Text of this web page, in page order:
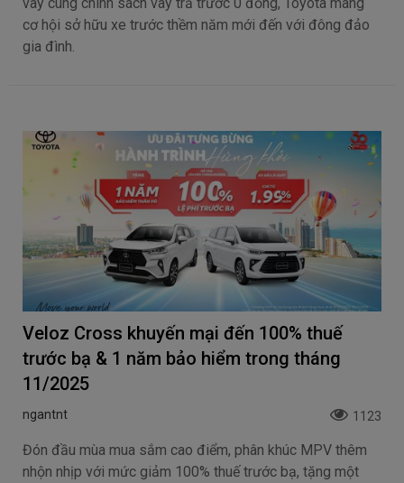
cơ hội sở hữu xe trước thềm năm mới đến với đông đảo
gia đình.
Veloz Cross khuyến mại đến 100% thuế
trước bạ & 1 năm bảo hiểm trong tháng
11/2025
ngantnt 1123
Đón đầu mùa mua sắm cao điểm, phân khúc MPV thêm
nhộn nhịp với mức giảm 100% thuế trước bạ, tặng một